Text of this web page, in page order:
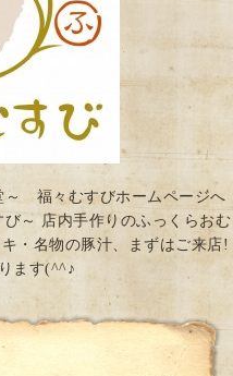
～ 福々むすびホームページへ
～ 店内手作りのふっくらおむ
・名物の豚汁、まずはご来店!
ます(^^♪